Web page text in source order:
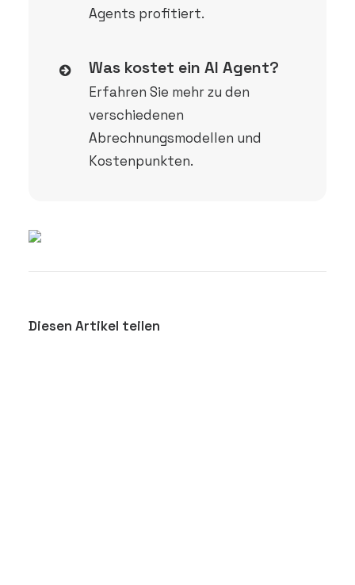
Agents profitiert.
Was kostet ein AI Agent?
Erfahren Sie mehr zu den
verschiedenen
Abrechnungsmodellen und
Kostenpunkten.
Diesen Artikel teilen